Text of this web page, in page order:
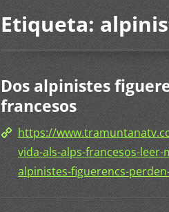
Etiqueta:
Dos alpinistes
francesos
https://
vida-als-alps-francesos-
alpinistes-figuerencs-